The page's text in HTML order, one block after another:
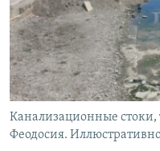
Канализационные
Феодосия.